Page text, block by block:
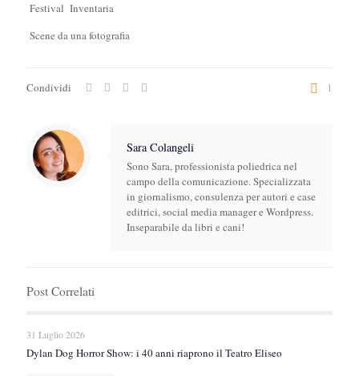
Festival Inventaria
Scene da una fotografia
Condividi 1
Sara Colangeli
Sono Sara, professionista poliedrica nel
campo della comunicazione. Specializzata
in giornalismo, consulenza per autori e case
editrici, social media manager e Wordpress.
Inseparabile da libri e cani!
Post Correlati
31 Luglio 2026
Dylan Dog Horror Show: i 40 anni riaprono il Teatro Eliseo